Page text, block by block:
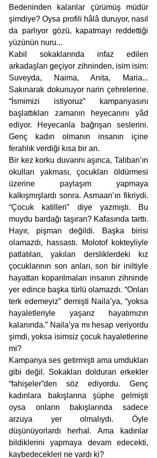
Bedeninden kalanlar çürümüş müdür
şimdiye? Oysa profili hâlâ duruyor, nasıl
da parlıyor gözü, kapatmayı reddettiği
yüzünün nuru...
Kabil sokaklarında infaz edilen
arkadaşları geçiyor zihninden, isim isim:
Suveyda, Naima, Anita, Maria...
Sakınarak dokunuyor narin çehrelerine.
“İsmimizi istiyoruz” kampanyasını
başlattıkları zamanın heyecanını yâd
ediyor. Heyecanla bağrışan seslerini.
Genç kadın olmanın insanın içine
ferahlık verdiği kısa bir an.
Bir kez korku duvarını aşınca, Taliban’ın
okulları yakması, çocukları öldürmesi
üzerine paylaşım yapmaya
kalkışmışlardı sonra. Asmaan’ın fikriydi.
“Çocuk katilleri” diye yazmıştı. Bu
muydu bardağı taşıran? Kafasında tarttı.
Hayır, pişman değildi. Başka birisi
olamazdı, hassastı. Molotof kokteyliyle
patlatılan, yakılan dersliklerdeki kız
çocuklarının son anları, son bir iniltiyle
hayattan koparılmaları insanın zihninde
yer edince başka türlü olamazdı. “Onları
terk edemeyiz” demişti Naila’ya, “yoksa
hayaletleriyle yaşarız hayatımızın
kalanında.” Naila’ya mı hesap veriyordu
şimdi, yoksa isimsiz çocuk hayaletlerine
mi?
Kampanya ses getirmişti ama umdukları
gibi değil. Sokakları dolduran erkekler
“fahişeler”den söz ediyordu. Genç
kadınlara bakışlarına şüphe gelmişti
oysa onların bakışlarında sadece
arzuya yer olmalıydı. Öyle
düşünüyorlardı herhal. Ama kadınlar
bildiklerini yapmaya devam edecekti,
kaybedecekleri ne vardı ki?